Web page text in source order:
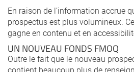
En raison de l’information accrue
prospectus est plus volumineux.
gagne en contenu et en
UN NOUVEAU FONDS FMOQ
Outre le fait que le nouveau
contient beaucoup plus de